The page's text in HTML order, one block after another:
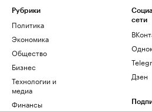
Рубрики
Политика
Экономика
Общество
Бизнес
Технологии и
медиа
Финансы
сети
Дзен